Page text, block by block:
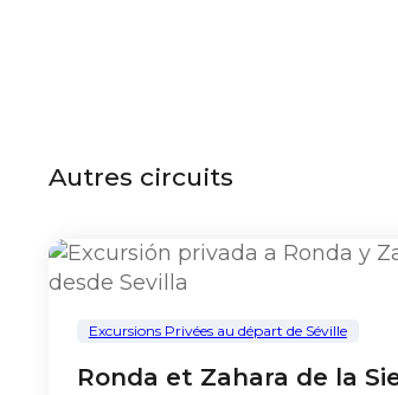
Autres circuits
Excursions Privées au départ de Séville
Ronda et Zahara de la